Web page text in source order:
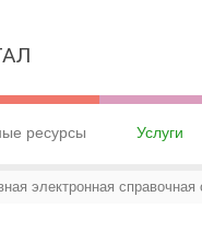
ресурсы Услуги
электронная справочная